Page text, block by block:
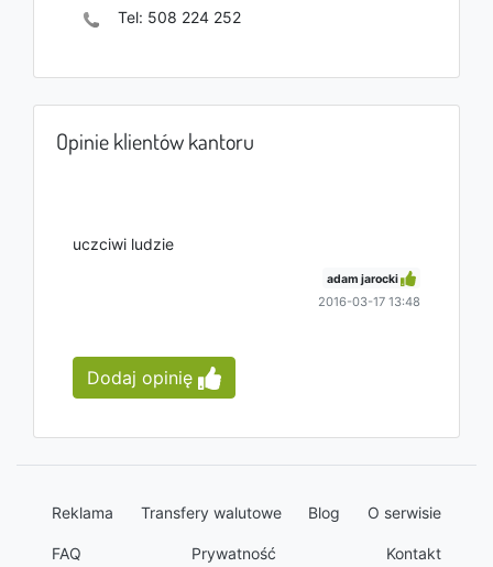
Tel: 508 224 252
Opinie klientów kantoru
uczciwi ludzie
adam jarocki
2016-03-17 13:48
Dodaj opinię
Reklama Transfery walutowe Blog O serwisie
FAQ Prywatność Kontakt